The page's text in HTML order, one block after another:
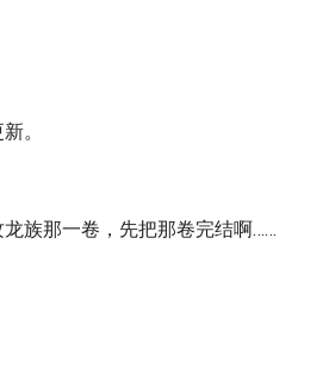
。
族那一卷，先把那卷完结啊……